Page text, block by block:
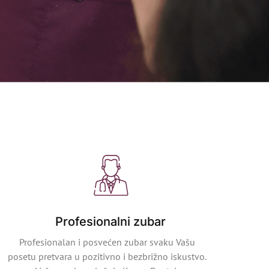
Profesionalni zubar
Profesionalan i posvećen zubar svaku Vašu
posetu pretvara u pozitivno i bezbrižno iskustvo.